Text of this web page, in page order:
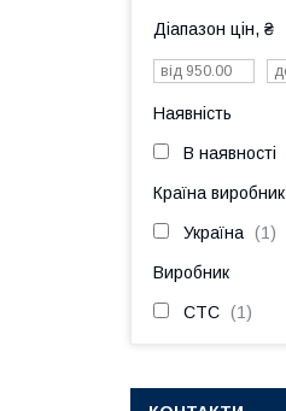
Діапазон цін, ₴
Наявність
В наявності
Країна виробник
Україна 1
Виробник
CTC 1